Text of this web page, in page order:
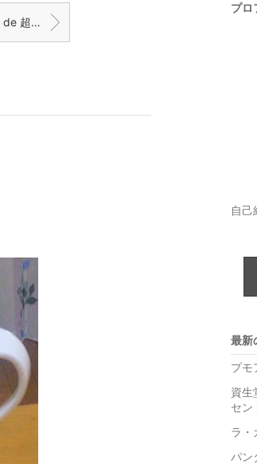
エニーロック de 超密封～♪
プロ
自己
最新
プモ
資生
セン
ラ・
パン